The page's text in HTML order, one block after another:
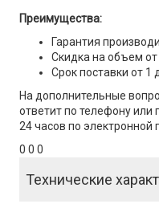
Преимущества:
Гарантия
Скидка на объем от
Срок поставки от 1
На дополнительные
ответит по телефону или
24 часов по электронной
0 0 0
Технические